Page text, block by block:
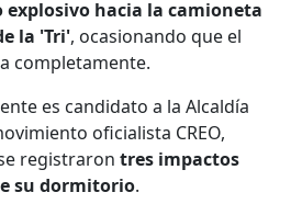
hacia la camioneta
la 'Tri', ocasionando que el
completamente.
es candidato a la Alcaldía
oficialista CREO,
registrarontres impactos
su dormitorio.